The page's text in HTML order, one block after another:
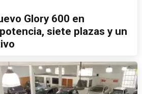
Glory 600 en
siete plazas y un